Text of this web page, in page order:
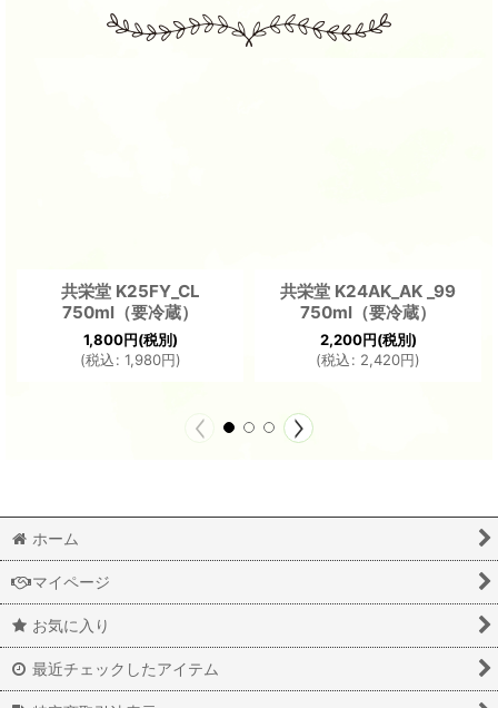
共栄堂 K25FY_CL
750ml（要冷蔵）
1,800円(税別)
(税込: 1,980円)
共栄堂 K24AK_AK _99
750ml（要冷蔵）
2,200円(税別)
(税込: 2,420円)
ホーム
マイページ
お気に入り
最近チェックしたアイテム